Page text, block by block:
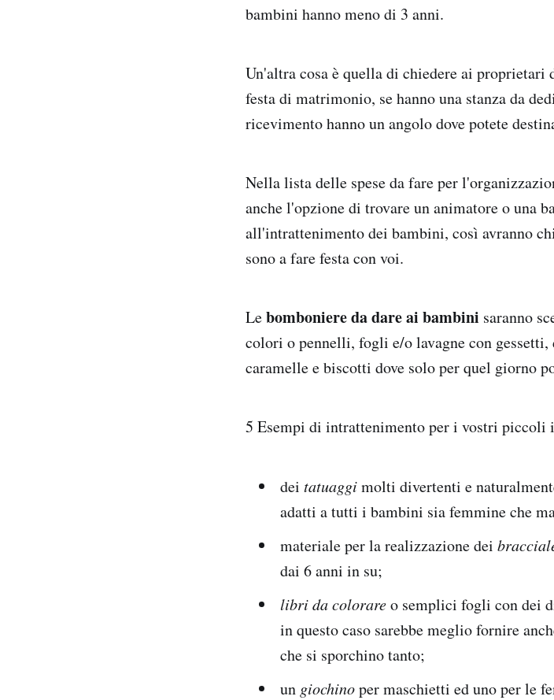
bambini hanno meno di 3 anni.
Un'altra cosa è quella di chiedere ai
festa di matrimonio, se hanno una stanza da
ricevimento hanno un angolo dove potete
Nella lista delle spese da fare per
anche l'opzione di trovare un animatore o una
all'intrattenimento dei bambini, così avranno
sono a fare festa con voi.
Lebomboniere da dare ai bambini saranno
colori o pennelli, fogli e/o lavagne con
caramelle e biscotti dove solo per quel giorno
5 Esempi di intrattenimento per i vostri piccoli
dei tatuaggimolti divertenti e
adatti a tutti i bambini sia femmine che
materiale per la realizzazione dei
dai 6 anni in su;
libri da colorareo semplici fogli con dei
in questo caso sarebbe meglio fornire
che si sporchino tanto;
un giochinoper maschietti ed uno per le